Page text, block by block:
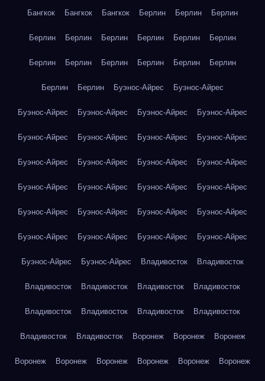
Бангкок Бангкок Бангкок Берлин Берлин Берлин
Берлин Берлин Берлин Берлин Берлин Берлин
Берлин Берлин Берлин Берлин Берлин Берлин
Берлин Берлин Буэнос-Айрес Буэнос-Айрес
Буэнос-Айрес Буэнос-Айрес Буэнос-Айрес Буэнос-Айрес
Буэнос-Айрес Буэнос-Айрес Буэнос-Айрес Буэнос-Айрес
Буэнос-Айрес Буэнос-Айрес Буэнос-Айрес Буэнос-Айрес
Буэнос-Айрес Буэнос-Айрес Буэнос-Айрес Буэнос-Айрес
Буэнос-Айрес Буэнос-Айрес Буэнос-Айрес Буэнос-Айрес
Буэнос-Айрес Буэнос-Айрес Буэнос-Айрес Буэнос-Айрес
Буэнос-Айрес Буэнос-Айрес Владивосток Владивосток
Владивосток Владивосток Владивосток Владивосток
Владивосток Владивосток Владивосток Владивосток
Владивосток Владивосток Воронеж Воронеж Воронеж
Воронеж Воронеж Воронеж Воронеж Воронеж Воронеж